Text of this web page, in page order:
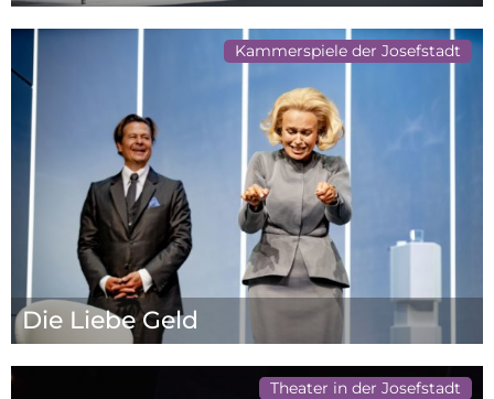
Kammerspiele der Josefstadt
Die Liebe Geld
Theater in der Josefstadt